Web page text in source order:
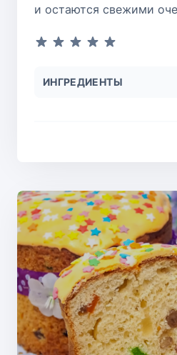
и остаются свежими
ИНГРЕДИЕНТЫ